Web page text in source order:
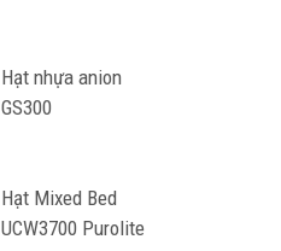
Hạt nhựa anion
GS300
Hạt Mixed Bed
UCW3700 Purolite